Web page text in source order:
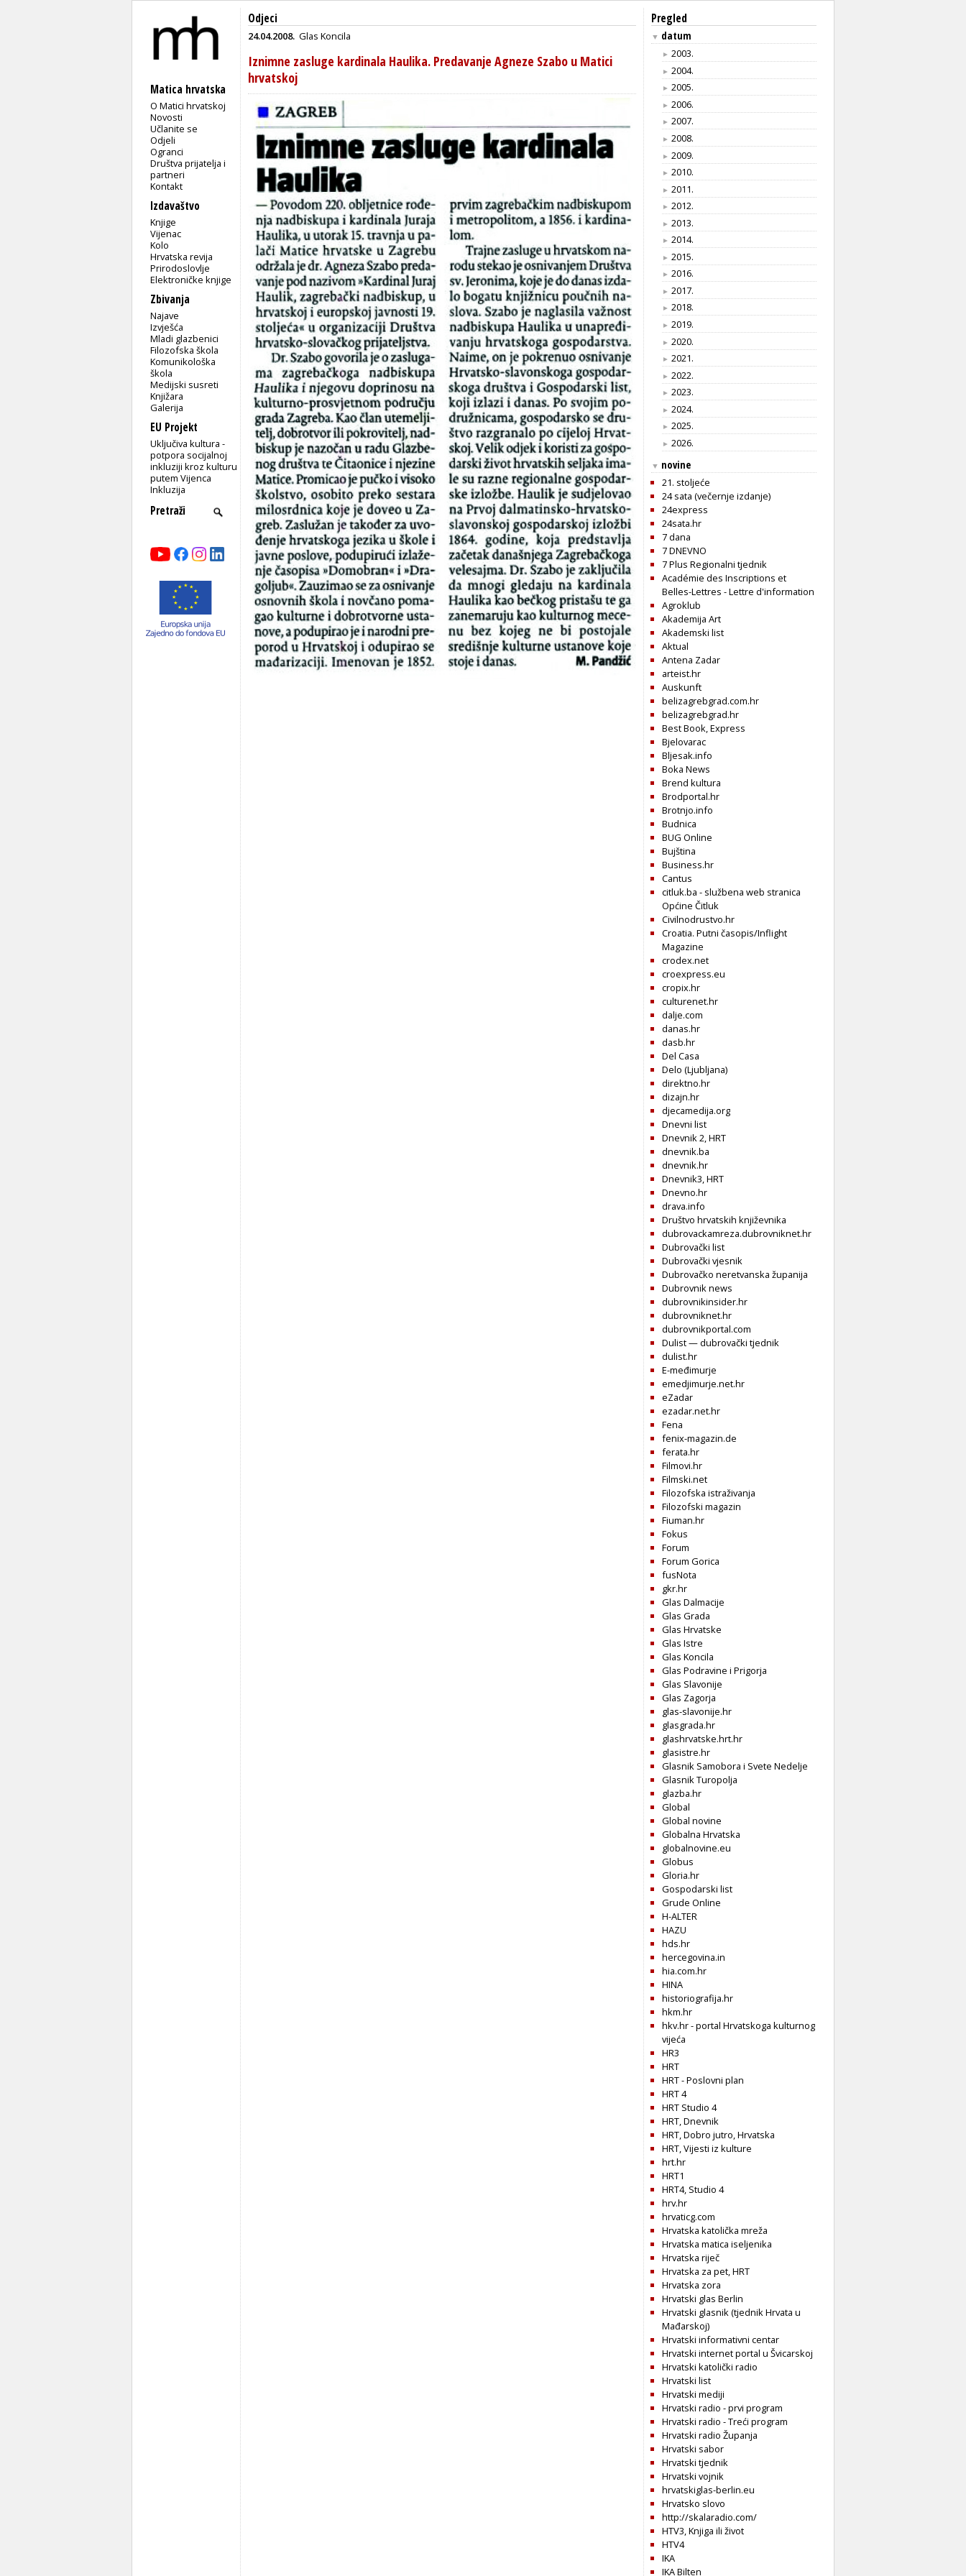
Matica hrvatska
O Matici hrvatskoj
Novosti
Učlanite se
Odjeli
Ogranci
Društva prijatelja i
partneri
Kontakt
Izdavaštvo
Knjige
Vijenac
Kolo
Hrvatska revija
Prirodoslovlje
Elektroničke knjige
Zbivanja
Najave
Izvješća
Mladi glazbenici
Filozofska škola
Komunikološka
škola
Medijski susreti
Knjižara
Galerija
EU Projekt
Uključiva kultura -
potpora socijalnoj
inkluziji kroz kulturu
putem Vijenca
Inkluzija
Odjeci
24.04.2008. Glas Koncila
Iznimne zasluge kardinala Haulika. Predavanje Agneze Szabo u Matici
hrvatskoj
Pregled
▼ datum
► 2003.
► 2004.
► 2005.
► 2006.
► 2007.
► 2008.
► 2009.
► 2010.
► 2011.
► 2012.
► 2013.
► 2014.
► 2015.
► 2016.
► 2017.
► 2018.
► 2019.
► 2020.
► 2021.
► 2022.
► 2023.
► 2024.
► 2025.
► 2026.
▼ novine
21. stoljeće
24 sata (večernje izdanje)
24express
24sata.hr
7 dana
7 DNEVNO
7 Plus Regionalni tjednik
Académie des Inscriptions et
Belles-Lettres - Lettre d'information
Agroklub
Akademija Art
Akademski list
Aktual
Antena Zadar
arteist.hr
Auskunft
belizagrebgrad.com.hr
belizagrebgrad.hr
Best Book, Express
Bjelovarac
Bljesak.info
Boka News
Brend kultura
Brodportal.hr
Brotnjo.info
Budnica
BUG Online
Bujština
Business.hr
Cantus
citluk.ba - službena web stranica
Općine Čitluk
Civilnodrustvo.hr
Croatia. Putni časopis/Inflight
Magazine
crodex.net
croexpress.eu
cropix.hr
culturenet.hr
dalje.com
danas.hr
dasb.hr
Del Casa
Delo (Ljubljana)
direktno.hr
dizajn.hr
djecamedija.org
Dnevni list
Dnevnik 2, HRT
dnevnik.ba
dnevnik.hr
Dnevnik3, HRT
Dnevno.hr
drava.info
Društvo hrvatskih književnika
dubrovackamreza.dubrovniknet.hr
Dubrovački list
Dubrovački vjesnik
Dubrovačko neretvanska županija
Dubrovnik news
dubrovnikinsider.hr
dubrovniknet.hr
dubrovnikportal.com
Dulist — dubrovački tjednik
dulist.hr
E-međimurje
emedjimurje.net.hr
eZadar
ezadar.net.hr
Fena
fenix-magazin.de
ferata.hr
Filmovi.hr
Filmski.net
Filozofska istraživanja
Filozofski magazin
Fiuman.hr
Fokus
Forum
Forum Gorica
fusNota
gkr.hr
Glas Dalmacije
Glas Grada
Glas Hrvatske
Glas Istre
Glas Koncila
Glas Podravine i Prigorja
Glas Slavonije
Glas Zagorja
glas-slavonije.hr
glasgrada.hr
glashrvatske.hrt.hr
glasistre.hr
Glasnik Samobora i Svete Nedelje
Glasnik Turopolja
glazba.hr
Global
Global novine
Globalna Hrvatska
globalnovine.eu
Globus
Gloria.hr
Gospodarski list
Grude Online
H-ALTER
HAZU
hds.hr
hercegovina.in
hia.com.hr
HINA
historiografija.hr
hkm.hr
hkv.hr - portal Hrvatskoga kulturnog
vijeća
HR3
HRT
HRT - Poslovni plan
HRT 4
HRT Studio 4
HRT, Dnevnik
HRT, Dobro jutro, Hrvatska
HRT, Vijesti iz kulture
hrt.hr
HRT1
HRT4, Studio 4
hrv.hr
hrvaticg.com
Hrvatska katolička mreža
Hrvatska matica iseljenika
Hrvatska riječ
Hrvatska za pet, HRT
Hrvatska zora
Hrvatski glas Berlin
Hrvatski glasnik (tjednik Hrvata u
Mađarskoj)
Hrvatski informativni centar
Hrvatski internet portal u Švicarskoj
Hrvatski katolički radio
Hrvatski list
Hrvatski mediji
Hrvatski radio - prvi program
Hrvatski radio - Treći program
Hrvatski radio Županja
Hrvatski sabor
Hrvatski tjednik
Hrvatski vojnik
hrvatskiglas-berlin.eu
Hrvatsko slovo
http://skalaradio.com/
HTV3, Knjiga ili život
HTV4
IKA
IKA Bilten